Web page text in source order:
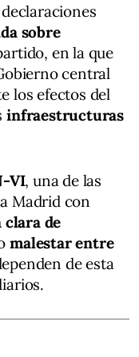
sobre
en la que
central
los efectos del
infraestructuras
VI, una de las
Madrid con
clara de
malestar entre
de esta